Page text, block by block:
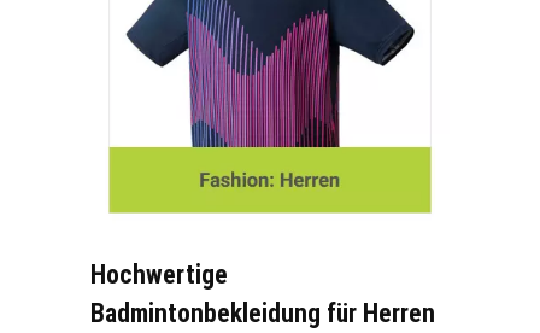
Hochwertige
Badmintonbekleidung für Herren